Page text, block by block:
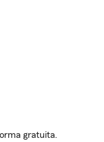
gratuita.